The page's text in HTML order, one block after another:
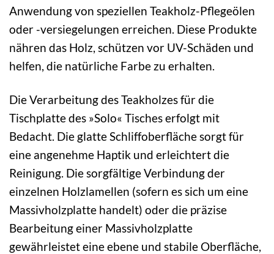
Anwendung von speziellen Teakholz-Pflegeölen
oder -versiegelungen erreichen. Diese Produkte
nähren das Holz, schützen vor UV-Schäden und
helfen, die natürliche Farbe zu erhalten.
Die Verarbeitung des Teakholzes für die
Tischplatte des »Solo« Tisches erfolgt mit
Bedacht. Die glatte Schliffoberfläche sorgt für
eine angenehme Haptik und erleichtert die
Reinigung. Die sorgfältige Verbindung der
einzelnen Holzlamellen (sofern es sich um eine
Massivholzplatte handelt) oder die präzise
Bearbeitung einer Massivholzplatte
gewährleistet eine ebene und stabile Oberfläche,